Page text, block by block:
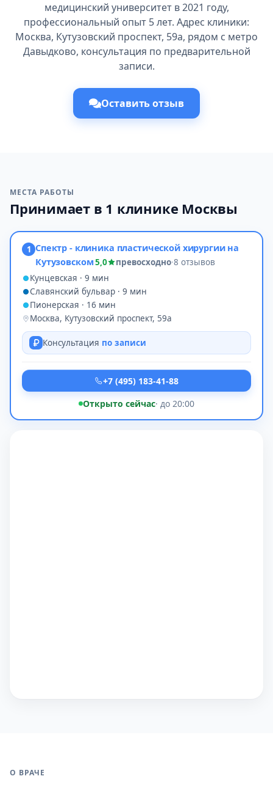
медицинский университет в 2021 году,
профессиональный опыт 5 лет. Адрес клиники:
Москва, Кутузовский проспект, 59а, рядом с метро
Давыдково, консультация по предварительной
записи.
Оставить отзыв
МЕСТА РАБОТЫ
Принимает в 1 клинике Москвы
1 Спектр - клиника пластической хирургии на
Кутузовском5,0 превосходно·8 отзывов
Кунцевская · 9 мин
Славянский бульвар · 9 мин
Пионерская · 16 мин
Москва, Кутузовский проспект, 59а
Консультация по записи
+7 (495) 183-41-88
Открыто сейчас· до 20:00
О ВРАЧЕ